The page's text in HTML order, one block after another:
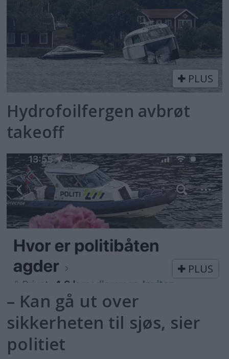
PLUS
Hydrofoilfergen avbrøt
takeoff
PLUS
– Kan gå ut over
sikkerheten til sjøs, sier
politiet